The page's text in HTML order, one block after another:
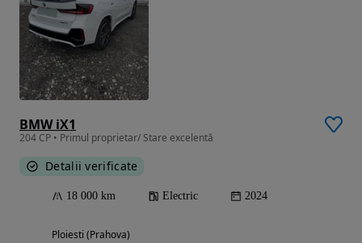
BMW iX1
204 CP • Primul proprietar/ Stare excelentă
Detalii verificate
18 000 km Electric 2024
Ploiesti (Prahova)